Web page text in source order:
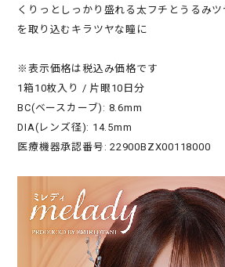
くりっとしっかり盛れる太フチとうるみ
を取り込むキラツヤな瞳に
※表示価格は税込み価格です
1箱10枚入り / 片眼10日分
BC(ベースカーブ): 8.6mm
DIA(レンズ径): 14.5mm
医療機器承認番号: 22900BZX00118000